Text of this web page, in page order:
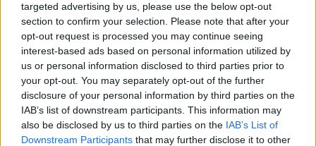
targeted advertising by us, please use the below opt-out
section to confirm your selection. Please note that after your
opt-out request is processed you may continue seeing
interest-based ads based on personal information utilized by
us or personal information disclosed to third parties prior to
your opt-out. You may separately opt-out of the further
disclosure of your personal information by third parties on the
IAB’s list of downstream participants. This information may
also be disclosed by us to third parties on the IAB’s List of
Downstream Participants that may further disclose it to other
4:55